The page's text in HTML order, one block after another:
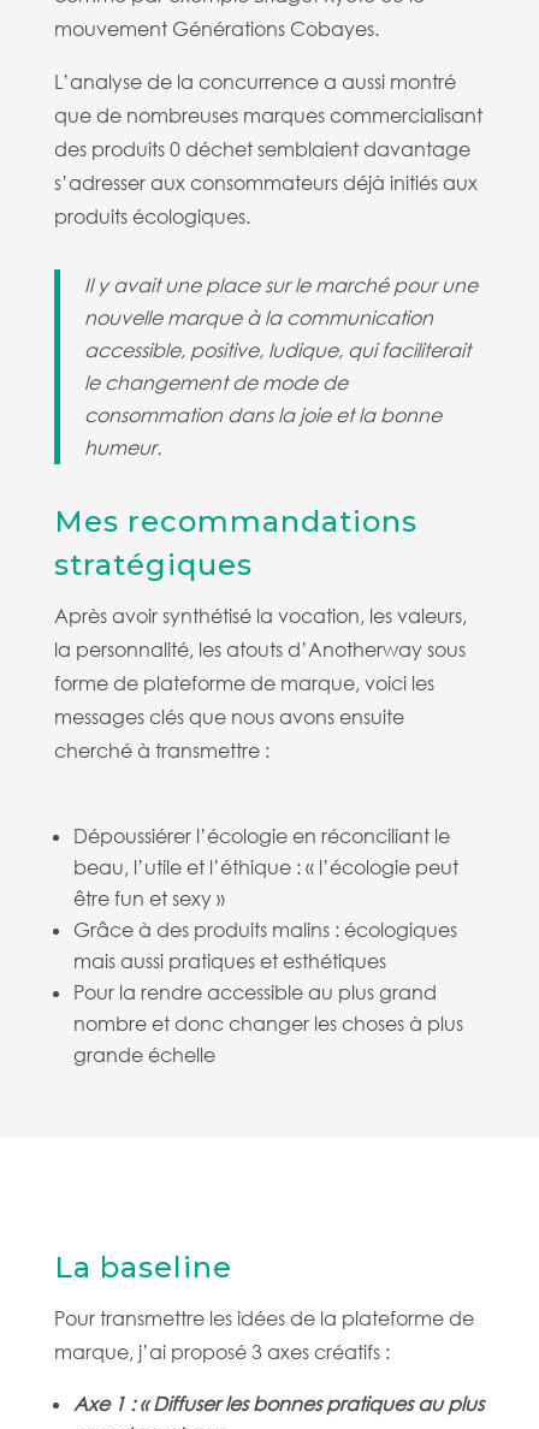
mouvement Générations Cobayes.
L’analyse de la concurrence a aussi montré
que de nombreuses marques commercialisant
des produits 0 déchet semblaient davantage
s’adresser aux consommateurs déjà initiés aux
produits écologiques.
Il y avait une place sur le marché pour une
nouvelle marque à la communication
accessible, positive, ludique, qui faciliterait
le changement de mode de
consommation dans la joie et la bonne
humeur.
Mes recommandations
stratégiques
Après avoir synthétisé la vocation, les valeurs,
la personnalité, les atouts d’Anotherway sous
forme de plateforme de marque, voici les
messages clés que nous avons ensuite
cherché à transmettre :
Dépoussiérer l’écologie en réconciliant le
beau, l’utile et l’éthique : « l’écologie peut
être fun et sexy »
Grâce à des produits malins : écologiques
mais aussi pratiques et esthétiques
Pour la rendre accessible au plus grand
nombre et donc changer les choses à plus
grande échelle
La baseline
Pour transmettre les idées de la plateforme de
marque, j’ai proposé 3 axes créatifs :
Axe 1 : « Diffuser les bonnes pratiques au plus